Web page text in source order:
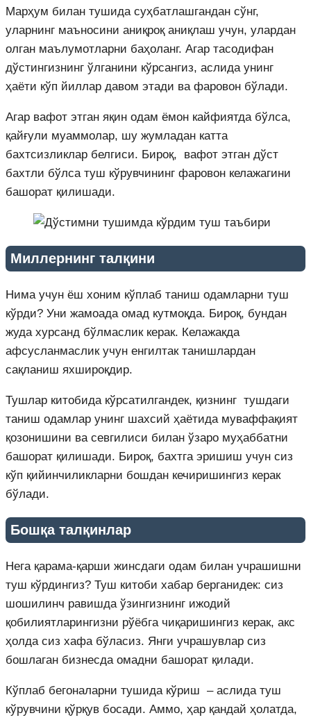
Марҳум билан тушида суҳбатлашгандан сўнг,
уларнинг маъносини аниқроқ аниқлаш учун, улардан
олган маълумотларни баҳоланг. Агар тасодифан
дўстингизнинг ўлганини кўрсангиз, аслида унинг
ҳаёти кўп йиллар давом этади ва фаровон бўлади.
Агар вафот этган яқин одам ёмон кайфиятда бўлса,
қайғули муаммолар, шу жумладан катта
бахтсизликлар белгиси. Бироқ, вафот этган дўст
бахтли бўлса туш кўрувчининг фаровон келажагини
башорат қилишади.
Миллернинг талқини
Нима учун ёш хоним кўплаб таниш одамларни туш
кўрди? Уни жамоада омад кутмоқда. Бироқ, бундан
жуда хурсанд бўлмаслик керак. Келажакда
афсусланмаслик учун енгилтак танишлардан
сақланиш яхшироқдир.
Тушлар китобида кўрсатилгандек, қизнинг тушдаги
таниш одамлар унинг шахсий ҳаётида муваффақият
қозонишини ва севгилиси билан ўзаро муҳаббатни
башорат қилишади. Бироқ, бахтга эришиш учун сиз
кўп қийинчиликларни бошдан кечиришингиз керак
бўлади.
Бошқа талқинлар
Нега қарама-қарши жинсдаги одам билан учрашишни
туш кўрдингиз? Туш китоби хабар берганидек: сиз
шошилинч равишда ўзингизнинг ижодий
қобилиятларингизни рўёбга чиқаришингиз керак, акс
ҳолда сиз хафа бўласиз. Янги учрашувлар сиз
бошлаган бизнесда омадни башорат қилади.
Кўплаб бегоналарни тушида кўриш – аслида туш
кўрувчини қўрқув босади. Аммо, ҳар қандай ҳолатда,